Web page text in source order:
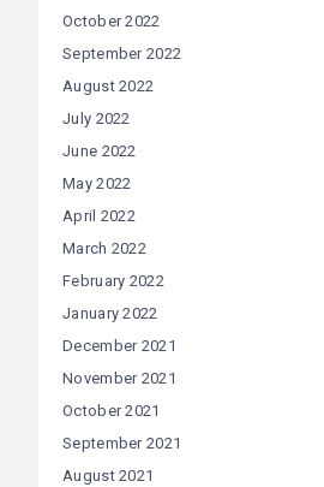
October 2022
September 2022
August 2022
July 2022
June 2022
May 2022
April 2022
March 2022
February 2022
January 2022
December 2021
November 2021
October 2021
September 2021
August 2021